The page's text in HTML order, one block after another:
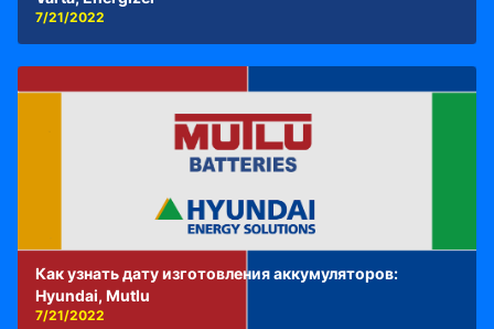
7/21/2022
Как узнать дату изготовления аккумуляторов:
Hyundai, Mutlu
7/21/2022